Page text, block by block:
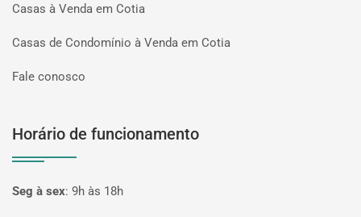
Casas à Venda em Cotia
Casas de Condomínio à Venda em Cotia
Fale conosco
Horário de funcionamento
Seg à sex: 9h às 18h